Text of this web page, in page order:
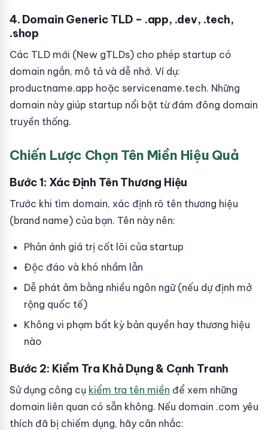
4. Domain Generic TLD – .app, .dev, .tech,
.shop
Các TLD mới (New gTLDs) cho phép startup có
domain ngắn, mô tả và dễ nhớ. Ví dụ:
productname.app hoặc servicename.tech. Những
domain này giúp startup nổi bật từ đám đông domain
truyền thống.
Chiến Lược Chọn Tên Miền Hiệu Quả
Bước 1: Xác Định Tên Thương Hiệu
Trước khi tìm domain, xác định rõ tên thương hiệu
(brand name) của bạn. Tên này nên:
Phản ánh giá trị cốt lõi của startup
Độc đáo và khó nhầm lẫn
Dễ phát âm bằng nhiều ngôn ngữ (nếu dự định mở
rộng quốc tế)
Không vi phạm bất kỳ bản quyền hay thương hiệu
nào
Bước 2: Kiểm Tra Khả Dụng & Cạnh Tranh
Sử dụng công cụ kiểm tra tên miền để xem những
domain liên quan có sẵn không. Nếu domain .com yêu
thích đã bị chiếm dụng, hãy cân nhắc: